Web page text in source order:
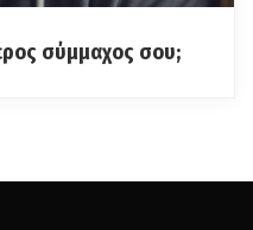
σύμμαχος σου;